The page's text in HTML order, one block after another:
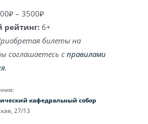
– 3500₽
рейтинг:6+
билеты на
соглашаетесь справилами
.
кафедральный собор
27/13